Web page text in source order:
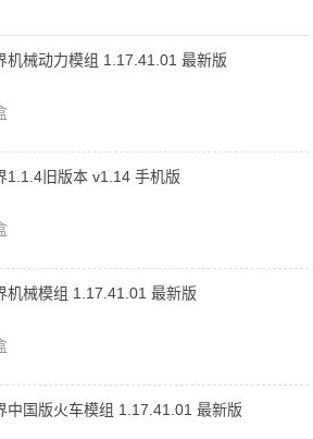
机械动力模组 1.17.41.01 最新版
1.1.4旧版本 v1.14 手机版
机械模组 1.17.41.01 最新版
中国版火车模组 1.17.41.01 最新版